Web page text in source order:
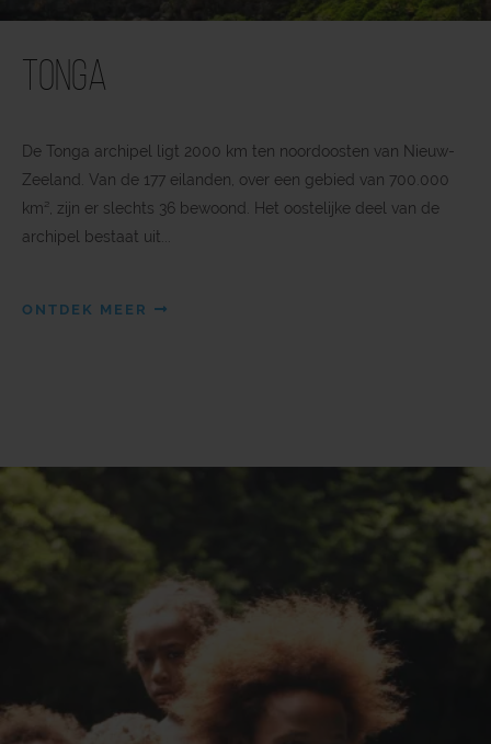
Tonga
De Tonga archipel ligt 2000 km ten noordoosten van Nieuw-
Zeeland. Van de 177 eilanden, over een gebied van 700.000
km², zijn er slechts 36 bewoond. Het oostelijke deel van de
archipel bestaat uit...
ONTDEK MEER